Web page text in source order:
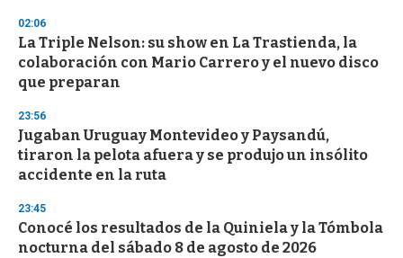
02:06
La Triple Nelson: su show en La Trastienda, la
colaboración con Mario Carrero y el nuevo disco
que preparan
23:56
Jugaban Uruguay Montevideo y Paysandú,
tiraron la pelota afuera y se produjo un insólito
accidente en la ruta
23:45
Conocé los resultados de la Quiniela y la Tómbola
nocturna del sábado 8 de agosto de 2026